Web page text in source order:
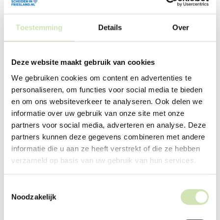
Toestemming Details Over
Deze website maakt gebruik van cookies
We gebruiken cookies om content en advertenties te
personaliseren, om functies voor social media te bieden
en om ons websiteverkeer te analyseren. Ook delen we
informatie over uw gebruik van onze site met onze
partners voor social media, adverteren en analyse. Deze
partners kunnen deze gegevens combineren met andere
informatie die u aan ze heeft verstrekt of die ze hebben
verzameld op basis van uw gebruik van hun services.
Noodzakelijk
Boek met
ervaringsverhalen
de weg wijst. In het boek ‘Je hoeft het niet alleen
te doen’ staan allemaal echte verhalen van andere
kinderen met gescheiden ouders. De een moet
verhuizen, bij de ander praten de ouders (even) niet
meer of maken ze juist veel ruzie. Het boek gaat
over wat jij voelt en meemaakt.
Wil je het boek ‘Je hoeft het niet alleen te doen’
bestellen of wil je meer weten?
Lees meer over dit boek